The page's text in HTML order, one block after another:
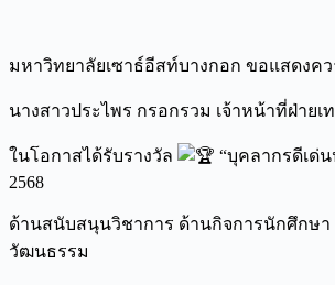
มหาวิทยาลัยเซาธ์อีสท์บางกอก ขอแสดงค
นางสาวประไพร กรอกรวม เจ้าหน้าที่ฝ่าย
ในโอกาสได้รับรางวัล
“บุคลากรดีเด่
2568
ด้านสนับสนุนวิชาการ ด้านกิจการนักศึกษา
วัฒนธรรม